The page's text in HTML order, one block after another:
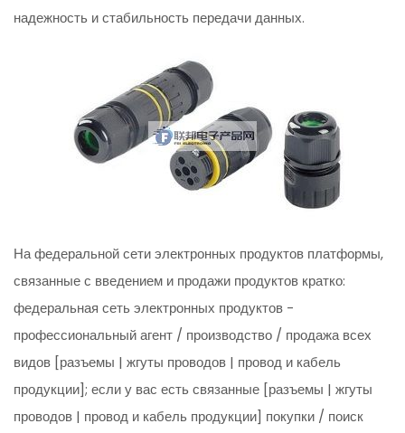
надежность и стабильность передачи данных.
На федеральной сети электронных продуктов платформы,
связанные с введением и продажи продуктов кратко:
федеральная сеть электронных продуктов -
профессиональный агент / производство / продажа всех
видов [разъемы | жгуты проводов | провод и кабель
продукции]; если у вас есть связанные [разъемы | жгуты
проводов | провод и кабель продукции] покупки / поиск